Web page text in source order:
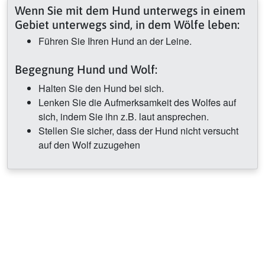
Wenn Sie mit dem Hund unterwegs in einem
Gebiet unterwegs sind, in dem Wölfe leben:
Führen Sie Ihren Hund an der Leine.
Begegnung Hund und Wolf:
Halten Sie den Hund bei sich.
Lenken Sie die Aufmerksamkeit des Wolfes auf
sich, indem Sie ihn z.B. laut ansprechen.
Stellen Sie sicher, dass der Hund nicht versucht
auf den Wolf zuzugehen